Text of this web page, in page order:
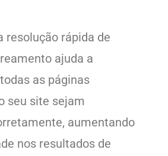
resolução rápida de
ajuda a
as páginas
seu site sejam
aumentando
nos resultados de